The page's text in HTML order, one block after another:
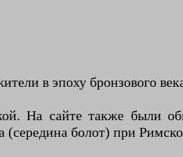
в эпоху бронзового
На сайте также были
болот) при